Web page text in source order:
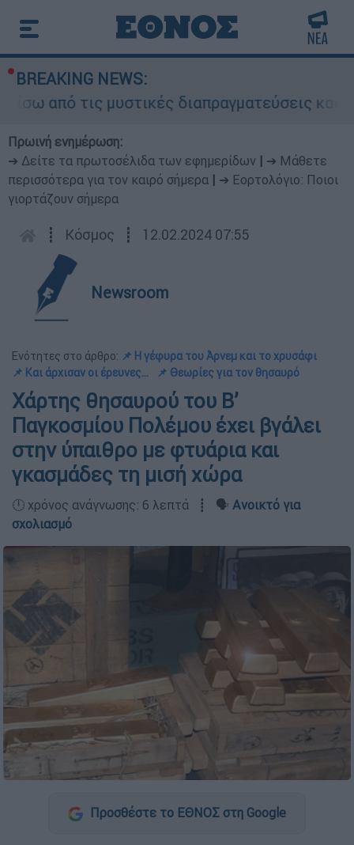
BREAKING NEWS:
μυστικές διαπραγματεύσεις και γιατί
Πρωινή ενημέρωση:
➔ Δείτε τα πρωτοσέλιδα των εφημερίδων
➔ Μάθετε
περισσότερα για τον καιρό σήμερα
➔ Εορτολόγιο: Ποιοι
γιορτάζουν σήμερα
┋ Κόσμος ┋ 12.02.2024 07:55
Newsroom
Ενότητες στο άρθρο: 📌 Η γέφυρα του Άρνεμ και το χρυσάφι
📌 Και άρχισαν οι έρευνες...
📌 Θεωρίες για τον θησαυρό
Χάρτης θησαυρού του Β’
Παγκοσμίου Πολέμου έχει βγάλει
στην ύπαιθρο με φτυάρια και
γκασμάδες τη μισή χώρα
🕛 χρόνος ανάγνωσης: 6 λεπτά ┋ 🗣️ Ανοικτό για
σχολιασμό
Προσθέστε το ΕΘΝΟΣ στη Google